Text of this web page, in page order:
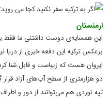
ارمنستان
این همسایه‌ی دوست داشتنی ما فقط
برعکس ترکیه این دفعه خبری از
ایروان هست که زیباست و قابل شنا
دو هزارمتری از سطح آب‌های آزاد
تپه نوردی هم می‌توانند از دور و